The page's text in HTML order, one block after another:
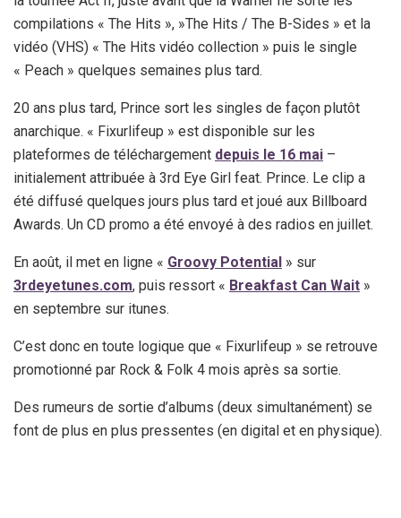
compilations « The Hits », »The Hits / The B-Sides » et la
vidéo (VHS) « The Hits vidéo collection » puis le single
« Peach » quelques semaines plus tard.
20 ans plus tard, Prince sort les singles de façon plutôt
anarchique. « Fixurlifeup » est disponible sur les
plateformes de téléchargement depuis le 16 mai –
initialement attribuée à 3rd Eye Girl feat. Prince. Le clip a
été diffusé quelques jours plus tard et joué aux Billboard
Awards. Un CD promo a été envoyé à des radios en juillet.
En août, il met en ligne « Groovy Potential » sur
3rdeyetunes.com, puis ressort « Breakfast Can Wait »
en septembre sur itunes.
C’est donc en toute logique que « Fixurlifeup » se retrouve
promotionné par Rock & Folk 4 mois après sa sortie.
Des rumeurs de sortie d’albums (deux simultanément) se
font de plus en plus pressentes (en digital et en physique).